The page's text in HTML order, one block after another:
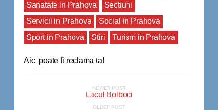
Sanatate in Prahova
Sectiuni
Servicii in Prahova
Social in Prahova
Sport in Prahova
Stiri Turism in Prahova
Aici poate fi reclama ta!
NEWER POST
Lacul Bolboci
OLDER POST